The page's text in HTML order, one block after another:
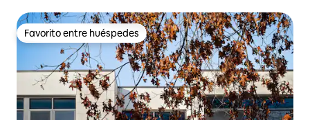
Favorito entre huéspedes
Favorito entre huéspedes